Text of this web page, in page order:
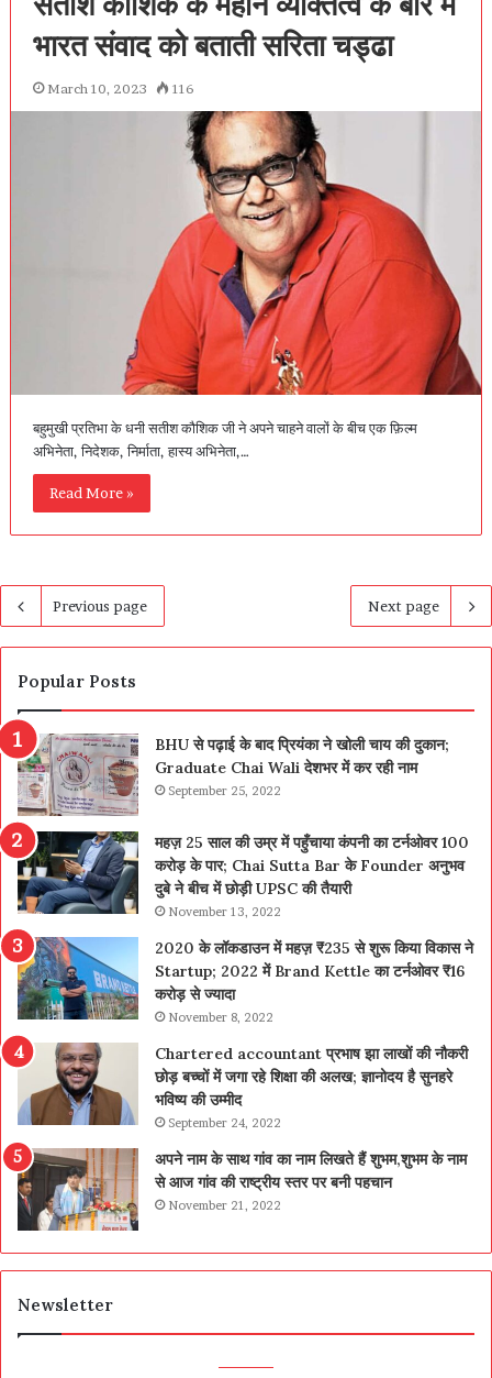
भारत संवाद को बताती सरिता चड्ढा
March 10, 2023 116
बहुमुखी प्रतिभा के धनी सतीश कौशिक जी ने अपने चाहने वालों के बीच एक फ़िल्म
अभिनेता, निदेशक, निर्माता, हास्य अभिनेता,…
Read More »
Previous page Next page
Popular Posts
BHU से पढ़ाई के बाद प्रियंका ने खोली चाय की दुकान;
Graduate Chai Wali देशभर में कर रही नाम
September 25, 2022
महज़ 25 साल की उम्र में पहुँचाया कंपनी का टर्नओवर 100
करोड़ के पार; Chai Sutta Bar के Founder अनुभव
दुबे ने बीच में छोड़ी UPSC की तैयारी
November 13, 2022
2020 के लॉकडाउन में महज़ ₹235 से शुरू किया विकास ने
Startup; 2022 में Brand Kettle का टर्नओवर ₹16
करोड़ से ज्यादा
November 8, 2022
Chartered accountant प्रभाष झा लाखों की नौकरी
छोड़ बच्चों में जगा रहे शिक्षा की अलख; ज्ञानोदय है सुनहरे
भविष्य की उम्मीद
September 24, 2022
अपने नाम के साथ गांव का नाम लिखते हैं शुभम,शुभम के नाम
से आज गांव की राष्ट्रीय स्तर पर बनी पहचान
November 21, 2022
Newsletter